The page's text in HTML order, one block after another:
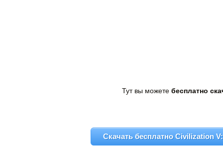
Тут вы можете бесплатно
Скачать бесплатно Civilization